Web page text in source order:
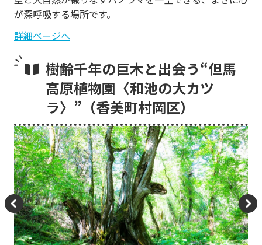
が深呼吸する場所です。
詳細ページへ
樹齢千年の巨木と出会う“但馬
高原植物園〈和池の大カツ
ラ〉”（香美町村岡区）
P N